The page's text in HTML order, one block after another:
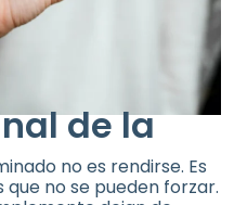
de la
no es rendirse. Es
no se pueden forzar.